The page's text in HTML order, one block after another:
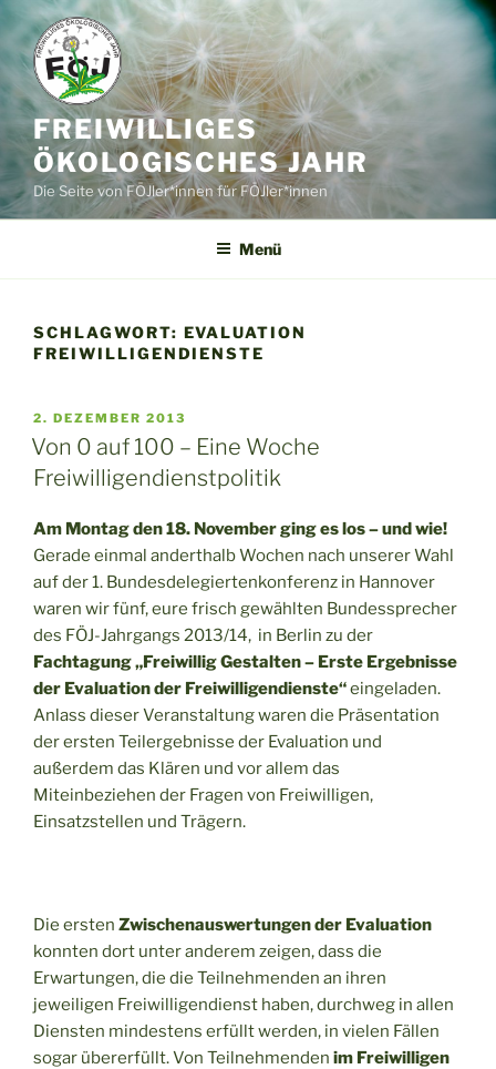
Inhalt
springen
FREIWILLIGES
ÖKOLOGISCHES JAHR
Die Seite von FÖJler*innen für FÖJler*innen
Menü
SCHLAGWORT: EVALUATION
FREIWILLIGENDIENSTE
VERÖFFENTLICHT
AM
2. DEZEMBER 2013
Von 0 auf 100 – Eine Woche
Freiwilligendienstpolitik
Am Montag den 18. November ging es los – und wie!
Gerade einmal anderthalb Wochen nach unserer Wahl
auf der 1. Bundesdelegiertenkonferenz in Hannover
waren wir fünf, eure frisch gewählten Bundessprecher
des FÖJ-Jahrgangs 2013/14, in Berlin zu der
Fachtagung „Freiwillig Gestalten – Erste Ergebnisse
der Evaluation der Freiwilligendienste“eingeladen.
Anlass dieser Veranstaltung waren die Präsentation
der ersten Teilergebnisse der Evaluation und
außerdem das Klären und vor allem das
Miteinbeziehen der Fragen von Freiwilligen,
Einsatzstellen und Trägern.
Die ersten Zwischenauswertungen der Evaluation
konnten dort unter anderem zeigen, dass die
Erwartungen, die die Teilnehmenden an ihren
jeweiligen Freiwilligendienst haben, durchweg in allen
Diensten mindestens erfüllt werden, in vielen Fällen
sogar übererfüllt. Von Teilnehmenden im Freiwilligen